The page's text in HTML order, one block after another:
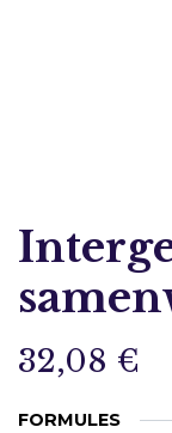
32,08 €
FORMULES